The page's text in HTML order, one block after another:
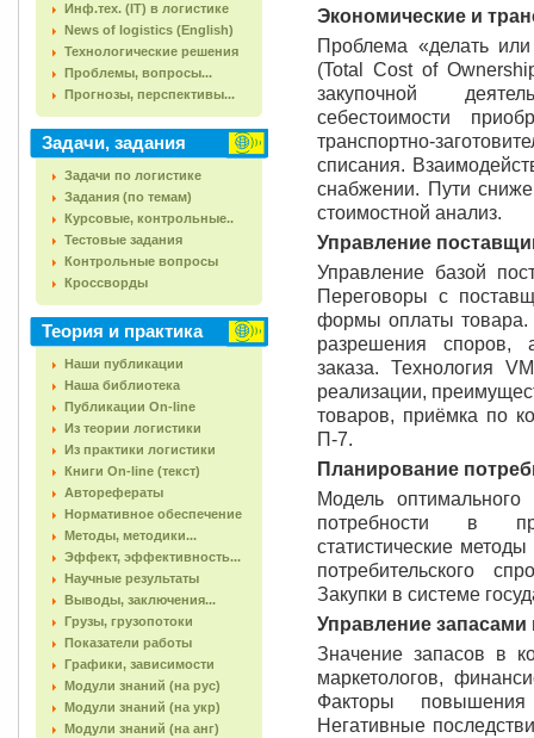
Инф.тех. (IT) в логистике
News of logistics (English)
Технологические решения
Проблемы, вопросы...
Прогнозы, перспективы...
Задачи, задания
Задачи по логистике
Задания (по темам)
Курсовые, контрольные..
Тестовые задания
Контрольные вопросы
Кроссворды
Теория и практика
Наши публикации
Наша библиотека
Публикации On-line
Из теории логистики
Из практики логистики
Книги On-line (текст)
Авторефераты
Нормативное обеспечение
Методы, методики...
Эффект, эффективность...
Научные результаты
Выводы, заключения...
Грузы, грузопотоки
Показатели работы
Графики, зависимости
Модули знаний (на рус)
Модули знаний (на укр)
Модули знаний (на анг)
Экономические и
Проблема «делать
(Total Cost of
закупочной
себестоимости
транспортно-
списания.
снабжении. Пути
стоимостной анализ.
Управление
Управление базой
Переговоры с
формы оплаты товара.
разрешения споров,
заказа. Технология
реализации,
товаров, приёмка по
П-7.
Планирование
Модель
потребности в
статистические
потребительского
Закупки в системе
Управление
Значение запасов в
маркетологов,
Факторы
Негативные